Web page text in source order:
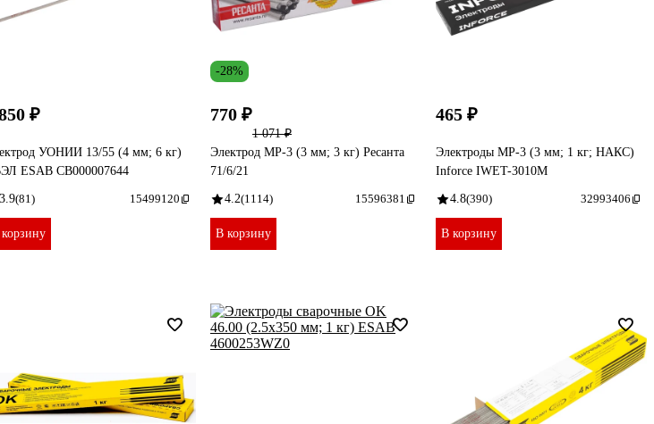
₽
УОНИИ 13/55 (4 мм; 6 кг)
ESAB СВ000007644
3.9(81) 15499120
-28%
770 ₽
1 071 ₽
Электрод МР-3 (3 мм; 3 кг) Ресанта
71/6/21
4.2(1114) 15596381
В корзину
465 ₽
Электроды МР-3 (3 мм; 1 кг; НАКС)
Inforce IWET-3010M
4.8(390) 32993406
В корзину